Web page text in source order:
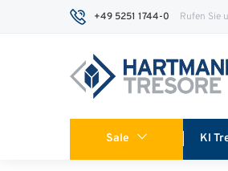
+49 5251 1744-0 Rufen Sie
Sale KI